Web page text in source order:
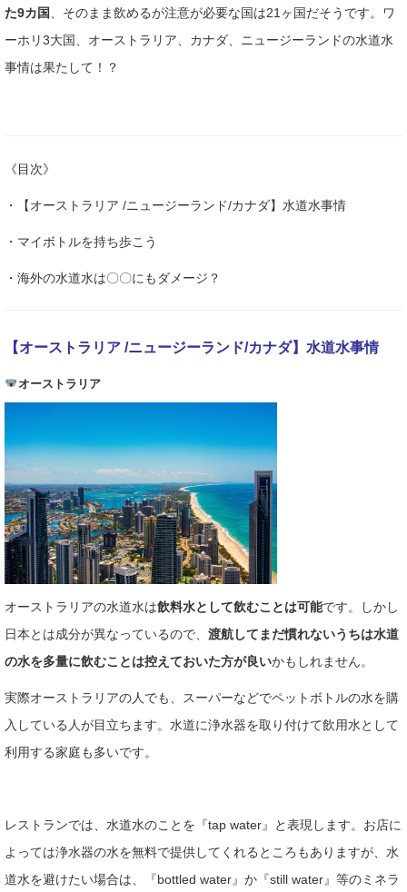
た9カ国 、そのまま飲めるが注意が必要な国は21ヶ国だそうです。ワ
ーホリ3大国、オーストラリア、カナダ、ニュージーランドの水道水
事情は果たして！？
《目次》
・【オーストラリア /ニュージーランド/カナダ】水道水事情
・マイボトルを持ち歩こう
・海外の水道水は〇〇にもダメージ？
【オーストラリア /ニュージーランド/カナダ】水道水事情
オーストラリア
オーストラリアの水道水は飲料水として飲むことは可能です。しかし
日本とは成分が異なっているので、 渡航してまだ慣れないうちは水道
の水を多量に飲むことは控えておいた方が良いかもしれません。
実際オーストラリアの人でも、スーパーなどでペットボトルの水を購
入している人が目立ちます。水道に浄水器を取り付けて飲用水として
利用する家庭も多いです。
レストランでは、水道水のことを『tap water』と表現します。お店に
よっては浄水器の水を無料で提供してくれるところもありますが、水
道水を避けたい場合は、『bottled water』か『still water』等のミネラ